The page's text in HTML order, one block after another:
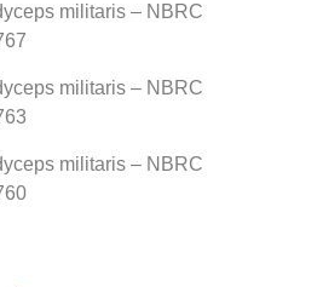
militaris – NBRC
militaris – NBRC
militaris – NBRC